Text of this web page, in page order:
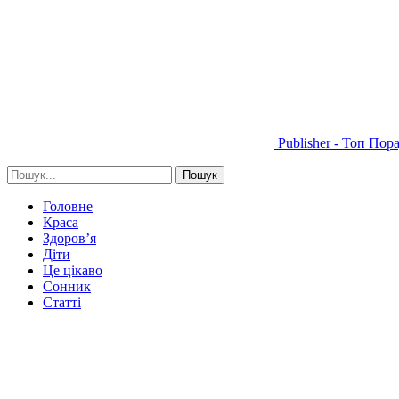
Publisher - Топ
Головне
Краса
Здоров’я
Діти
Це цікаво
Сонник
Статті